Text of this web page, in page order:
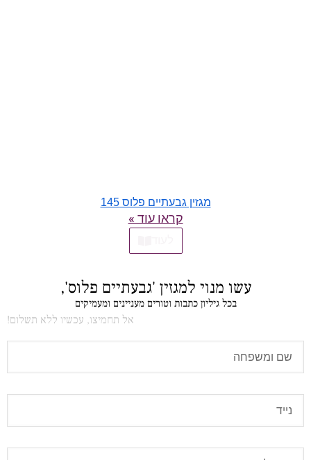
מגזין גבעתיים פלוס 145
קראו עוד »
עשו מנוי למגזין 'גבעתיים פלוס',
בכל גיליון כתבות וטורים מעניינים ומעמיקים
אל תחמיצו, עכשיו ללא תשלום!